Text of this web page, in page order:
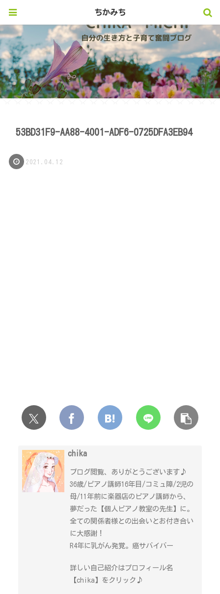
53BD31F9-AA88-4001-ADF6-0725DFA3EB94
2021.04.12
chika
ブログ閲覧、ありがとうございます♪
36歳/ピアノ講師16年目/コミュ障/2児の
母/11年前に楽器店のピアノ講師から、
夢だった【個人ピアノ教室の先生】に。
全ての関係者様との出会いとお付き合い
に大感謝！
R4年に乳がん発覚。癌サバイバー
詳しい自己紹介はプロフィール名
【chika】をクリック♪
ちかみち